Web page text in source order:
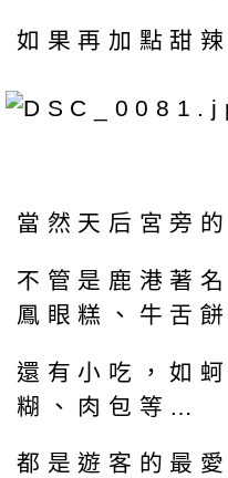
如果再加點甜
當然天后宮旁
不管是鹿港著
鳳眼糕、牛舌
還有小吃，如
糊、肉包等…
都是遊客的最